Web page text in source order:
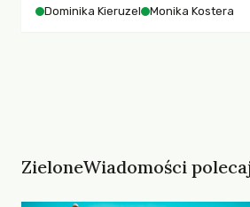
współczesnego miasta.
Dominika Kieruzel Monika Kostera
ZieloneWiadomości